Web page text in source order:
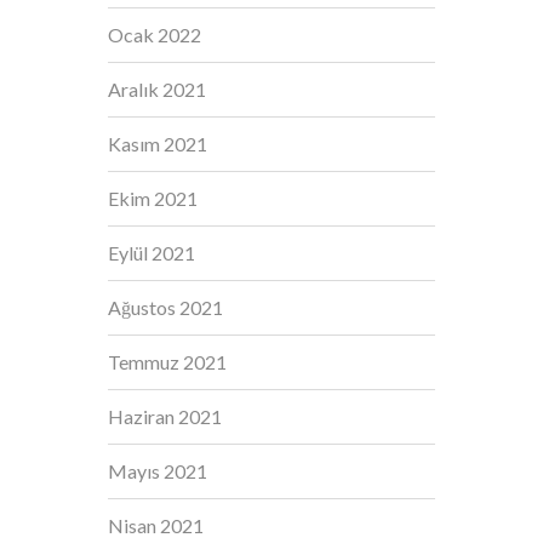
Ocak 2022
Aralık 2021
Kasım 2021
Ekim 2021
Eylül 2021
Ağustos 2021
Temmuz 2021
Haziran 2021
Mayıs 2021
Nisan 2021